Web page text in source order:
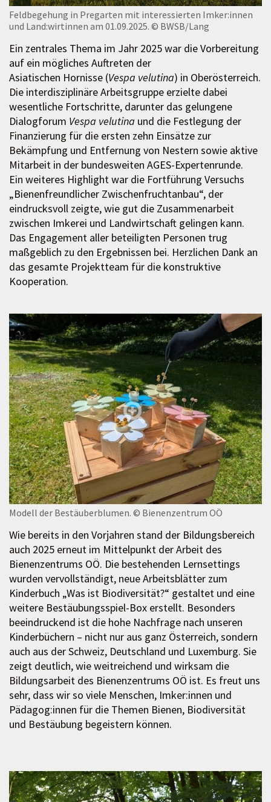
Feldbegehung in Pregarten mit interessierten Imker:innen
und Land:wirtinnen am 01.09.2025. © BWSB/Lang
Ein zentrales Thema im Jahr 2025 war die Vorbereitung
auf ein mögliches Auftreten der
Asiatischen Hornisse (Vespa velutina) in Oberösterreich.
Die interdisziplinäre Arbeitsgruppe erzielte dabei
wesentliche Fortschritte, darunter das gelungene
Dialogforum Vespa velutina und die Festlegung der
Finanzierung für die ersten zehn Einsätze zur
Bekämpfung und Entfernung von Nestern sowie aktive
Mitarbeit in der bundesweiten AGES-Expertenrunde.
Ein weiteres Highlight war die Fortführung Versuchs
„Bienenfreundlicher Zwischenfruchtanbau“, der
eindrucksvoll zeigte, wie gut die Zusammenarbeit
zwischen Imkerei und Landwirtschaft gelingen kann.
Das Engagement aller beteiligten Personen trug
maßgeblich zu den Ergebnissen bei. Herzlichen Dank an
das gesamte Projektteam für die konstruktive
Kooperation.
Modell der Bestäuberblumen. © Bienenzentrum OÖ
Wie bereits in den Vorjahren stand der Bildungsbereich
auch 2025 erneut im Mittelpunkt der Arbeit des
Bienenzentrums OÖ. Die bestehenden Lernsettings
wurden vervollständigt, neue Arbeitsblätter zum
Kinderbuch „Was ist Biodiversität?“ gestaltet und eine
weitere Bestäubungsspiel-Box erstellt. Besonders
beeindruckend ist die hohe Nachfrage nach unseren
Kinderbüchern – nicht nur aus ganz Österreich, sondern
auch aus der Schweiz, Deutschland und Luxemburg. Sie
zeigt deutlich, wie weitreichend und wirksam die
Bildungsarbeit des Bienenzentrums OÖ ist. Es freut uns
sehr, dass wir so viele Menschen, Imker:innen und
Pädagog:innen für die Themen Bienen, Biodiversität
und Bestäubung begeistern können.